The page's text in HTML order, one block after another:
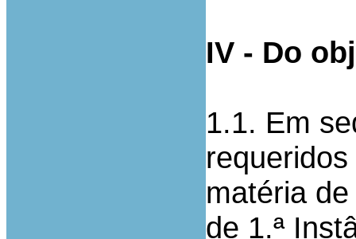
IV - Do
1.1. Em
matéria
de 1.ª